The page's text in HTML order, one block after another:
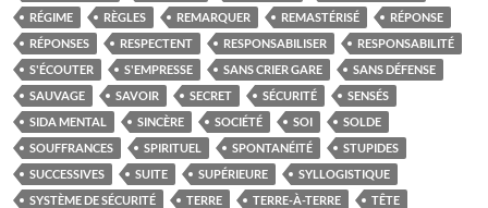
RÉGIME
RÈGLES REMARQUER REMASTÉRISÉ
RÉPONSE
RÉPONSES
RESPECTENT RESPONSABILISER
RESPONSABILITÉ
S'ÉCOUTER
S'EMPRESSE SANS CRIER GARE
SANS DÉFENSE
SAUVAGE
SAVOIR SECRET SÉCURITÉ
SENSÉS
SIDA MENTAL
SINCÈRE SOCIÉTÉ SOI
SOLDE
SOUFFRANCES
SPIRITUEL SPONTANÉITÉ
STUPIDES
SUCCESSIVES
SUITE SUPÉRIEURE
SYLLOGISTIQUE
SYSTÈME DE SÉCURITÉ
TERRE TERRE-À-TERRE
TÊTE